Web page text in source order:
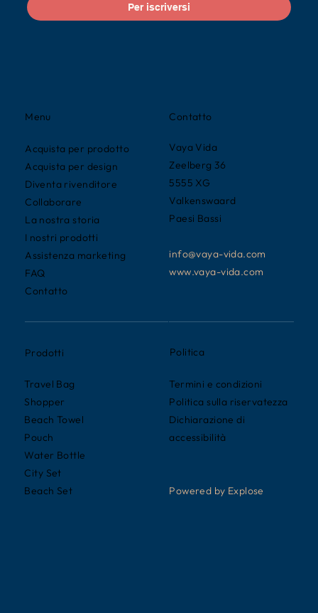
Contatto
Vaya Vida
Zeelberg 36
5555 XG
Valkenswaard
Paesi Bassi
info@vaya-vida.com
www.vaya-vida.com
Menu
Acquista per prodotto
Acquista per design
Diventa rivenditore
Collaborare
La nostra storia
I nostri prodotti
Assistenza marketing
FAQ
Contatto
Prodotti
Travel Bag
Shopper
Beach Towel
Pouch
Water Bottle
City Set
Beach Set
Politica
Termini e condizioni
Politica sulla riservatezza
Dichiarazione di
accessibilità
Powered by Explose
Per iscriversi